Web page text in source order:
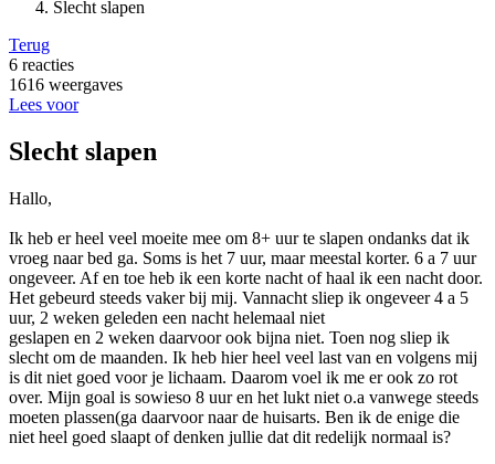
Slecht slapen
Terug
6 reacties
1616 weergaves
Lees voor
Slecht slapen
Hallo,
Ik heb er heel veel moeite mee om 8+ uur te slapen ondanks dat ik
vroeg naar bed ga. Soms is het 7 uur, maar meestal korter. 6 a 7 uur
ongeveer. Af en toe heb ik een korte nacht of haal ik een nacht door.
Het gebeurd steeds vaker bij mij. Vannacht sliep ik ongeveer 4 a 5
uur, 2 weken geleden een nacht helemaal niet
geslapen en 2 weken daarvoor ook bijna niet. Toen nog sliep ik
slecht om de maanden. Ik heb hier heel veel last van en volgens mij
is dit niet goed voor je lichaam. Daarom voel ik me er ook zo rot
over. Mijn goal is sowieso 8 uur en het lukt niet o.a vanwege steeds
moeten plassen(ga daarvoor naar de huisarts. Ben ik de enige die
niet heel goed slaapt of denken jullie dat dit redelijk normaal is?